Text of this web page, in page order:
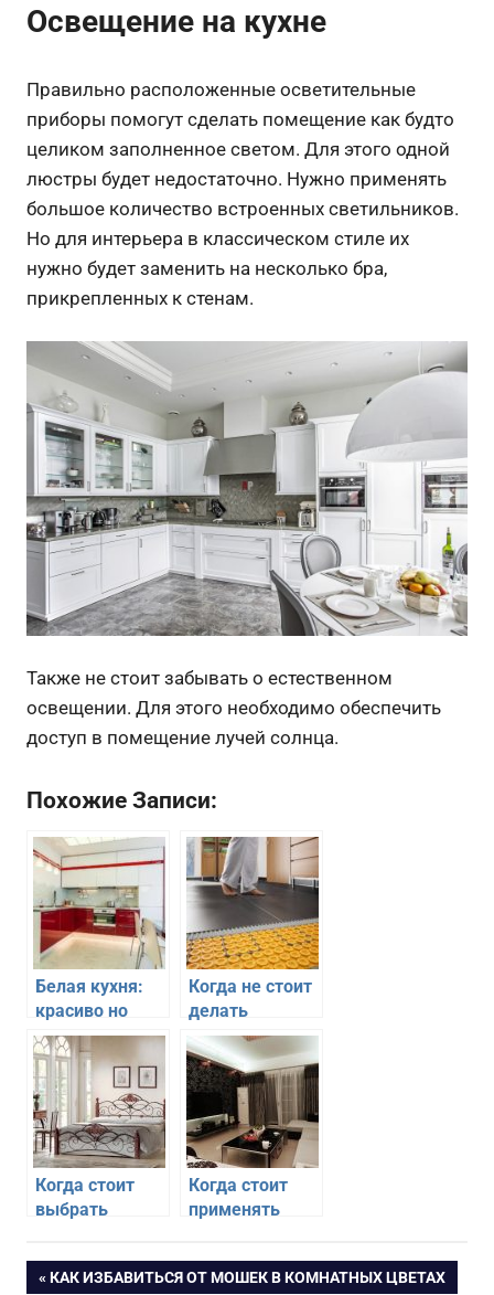
Освещение на кухне
Правильно расположенные осветительные
приборы помогут сделать помещение как будто
целиком заполненное светом. Для этого одной
люстры будет недостаточно. Нужно применять
большое количество встроенных светильников.
Но для интерьера в классическом стиле их
нужно будет заменить на несколько бра,
прикрепленных к стенам.
Также не стоит забывать о естественном
освещении. Для этого необходимо обеспечить
доступ в помещение лучей солнца.
Похожие Записи:
Белая кухня:
красиво но
непрактично?
Когда не стоит
делать
электрический
теплый пол в
квартире
Когда стоит
выбрать
кровати в
спальню
Когда стоит
применять
материалы для
отделки
Навигация
ПРЕДЫДУЩАЯ
КАК ИЗБАВИТЬСЯ ОТ МОШЕК В КОМНАТНЫХ ЦВЕТАХ